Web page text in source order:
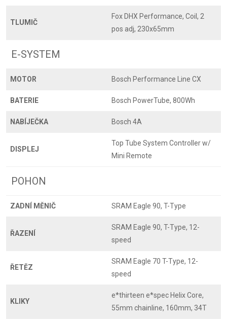
TLUMIČ
Fox DHX Performance, Coil, 2
pos adj, 230x65mm
E-SYSTEM
MOTOR Bosch Performance Line CX
BATERIE Bosch PowerTube, 800Wh
NABÍJEČKA Bosch 4A
DISPLEJ
Top Tube System Controller w/
Mini Remote
POHON
ZADNÍ MĚNIČ SRAM Eagle 90, T-Type
ŘAZENÍ
SRAM Eagle 90, T-Type, 12-
speed
ŘETĚZ
SRAM Eagle 70 T-Type, 12-
speed
KLIKY
e*thirteen e*spec Helix Core,
55mm chainline, 160mm, 34T